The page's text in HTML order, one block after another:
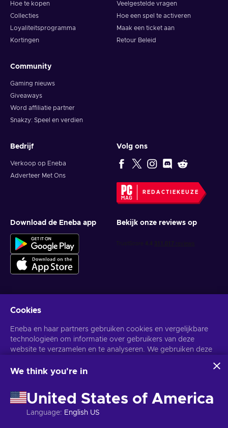
Hoe te kopen
Collecties
Loyaliteitsprogramma
Kortingen
Veelgestelde vragen
Hoe een spel te activeren
Maak een ticket aan
Retour Beleid
Community
Gaming nieuws
Giveaways
Word affiliatie partner
Snakzy: Speel en verdien
Bedrijf
Verkoop op Eneba
Adverteer Met Ons
Volg ons
REDACTIEKEUZE
Download de Eneba app Bekijk onze reviews op
Krijg gepersonaliseerde gameaanbiedingen
Abonneer
U kunt zich op elk gewenst moment afmelden. Bezoek dePrivacy
Cookies
Eneba en haar partners gebruiken cookies en vergelijkbare
technologieën om informatie over gebruikers van deze
website te verzamelen en te analyseren. We gebruiken deze
de site te verbeteren. Uw persoonlijke gegevens kunnen ook
Door op 'Alles accepteren' te klikken, geef je toestemming
voor het gebruik van deze technologieën door Eneba en haar
partners. U kunt uw toestemming aanpassen door op
We think you're in
United States of America
Language: English US